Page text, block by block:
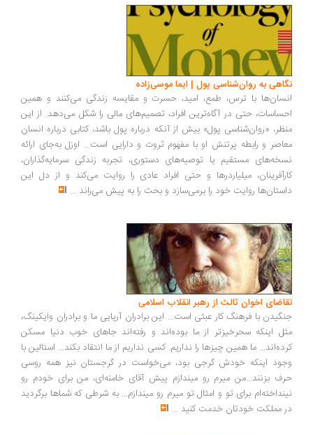
به روان‌شناسی پول | ایما موسی‌زاده
با ترس، طمع، امید، حسرت و مقایسه زندگی می‌کنند و همین
حتی در آگاه‌ترین افراد، تصمیم‌های مالی را شکل می‌دهد. از این
«روان‌شناسی پول» بیش از آنکه درباره پول باشد، کتابی درباره انسان
و رابطه پرتنش او با مفهوم ثروت و دارایی است... اوزل به‌جای ارائه
مستقیم یا توصیه‌های دستوری، تجربه زندگی سرمایه‌گذاران،
میلیاردرها و حتی افراد عادی را روایت می‌کند و از دل این
روایت خود را برمی‌سازد و بحث را به پیش می‌راند...
اخوان ثالث از رهبر انقلاب اسلامی
با فرهنگ کار عبثی است... این برادران آریایی ما و برادران وایکینگ،
اینکه سحرخیزتر از ما بوده‌اند و رفته‌اند جاهای خوب دنیا مسکن
ما همین چیزها را نداریم. کسی نداریم از ما انتقاد بکند... استالین با
اینکه خودش گرجی بود، می‌خواست در گرجستان نیز همه روسی
بزنند...من میرم رو میندازم پیش آقای خامنه‌ای، من برای خودم رو
برای تو و امثال تو میرم رو میندازم... به شرطی که شماها برگردید
مملکت خودتان خدمت کنید...